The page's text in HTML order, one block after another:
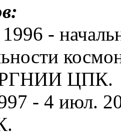
-
РГНИИ ЦПК.
- 4 июл.